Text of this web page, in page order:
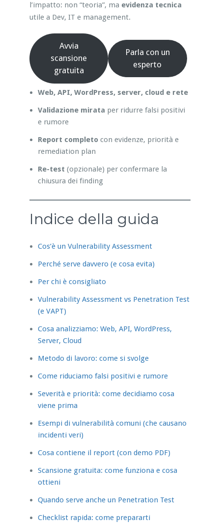
l’impatto: non “teoria”, ma evidenza tecnica
utile a Dev, IT e management.
Avvia
scansione
gratuita
Parla con un
esperto
Web, API, WordPress, server, cloud e rete
Validazione mirata per ridurre falsi positivi
e rumore
Report completocon evidenze, priorità e
remediation plan
Re-test (opzionale) per confermare la
chiusura dei finding
Indice della guida
Cos’è un Vulnerability Assessment
Perché serve davvero (e cosa evita)
Per chi è consigliato
Vulnerability Assessment vs Penetration Test
(e VAPT)
Cosa analizziamo: Web, API, WordPress,
Server, Cloud
Metodo di lavoro: come si svolge
Come riduciamo falsi positivi e rumore
Severità e priorità: come decidiamo cosa
viene prima
Esempi di vulnerabilità comuni (che causano
incidenti veri)
Cosa contiene il report (con demo PDF)
Scansione gratuita: come funziona e cosa
ottieni
Quando serve anche un Penetration Test
Checklist rapida: come prepararti